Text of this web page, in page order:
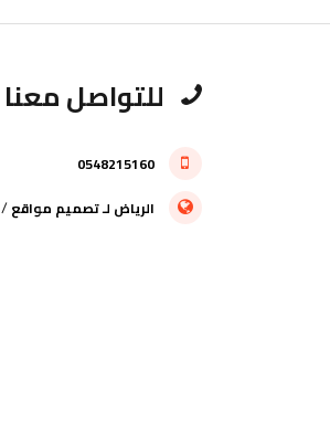
للتواصل معنا
0548215160
الرياض لـتصميم مواقع/